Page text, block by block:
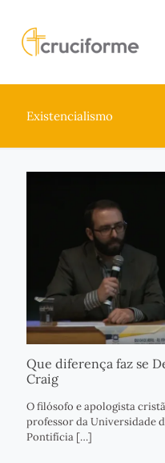
Existencialismo
Que diferença faz se
Craig
O filósofo e apologista
professor da Universidade
Pontifícia […]